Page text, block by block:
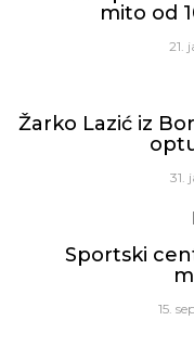
mito od
21.
Žarko Lazić iz
31.
Sportski
15.